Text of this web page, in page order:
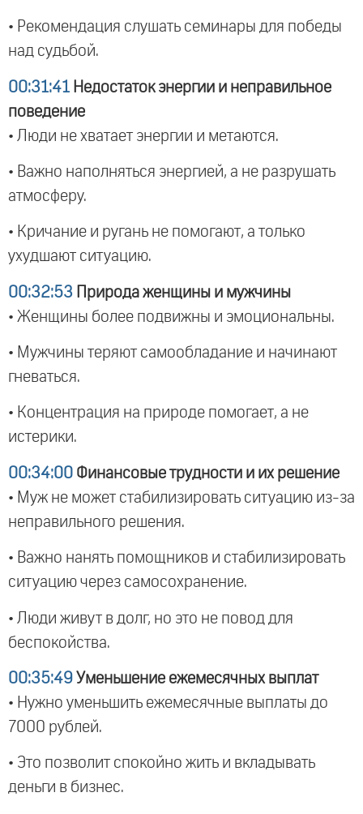
• Рекомендация слушать семинары для победы
над судьбой.
00:31:41 Недостаток энергии и неправильное
поведение
• Люди не хватает энергии и метаются.
• Важно наполняться энергией, а не разрушать
атмосферу.
• Кричание и ругань не помогают, а только
ухудшают ситуацию.
00:32:53 Природа женщины и мужчины
• Женщины более подвижны и эмоциональны.
• Мужчины теряют самообладание и начинают
гневаться.
• Концентрация на природе помогает, а не
истерики.
00:34:00 Финансовые трудности и их решение
• Муж не может стабилизировать ситуацию из-за
неправильного решения.
• Важно нанять помощников и стабилизировать
ситуацию через самосохранение.
• Люди живут в долг, но это не повод для
беспокойства.
00:35:49 Уменьшение ежемесячных выплат
• Нужно уменьшить ежемесячные выплаты до
7000 рублей.
• Это позволит спокойно жить и вкладывать
деньги в бизнес.